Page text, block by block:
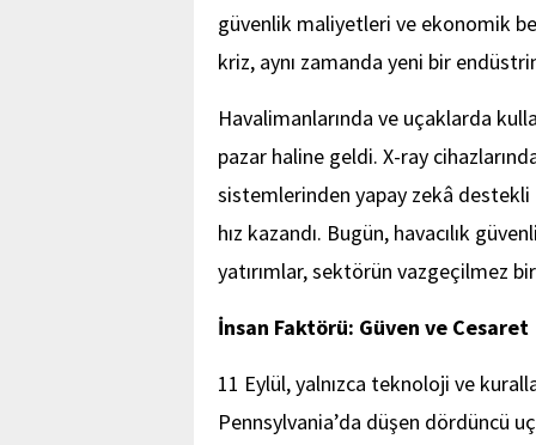
güvenlik maliyetleri ve ekonomik
kriz, aynı zamanda yeni bir
Havalimanlarında ve uçaklarda
pazar haline geldi. X-ray
sistemlerinden yapay zekâ destekli
hız kazandı. Bugün, havacılık
yatırımlar, sektörün vazgeçilmez
İnsan Faktörü: Güven ve Cesaret
11 Eylül, yalnızca teknoloji ve
Pennsylvania’da düşen dördüncü